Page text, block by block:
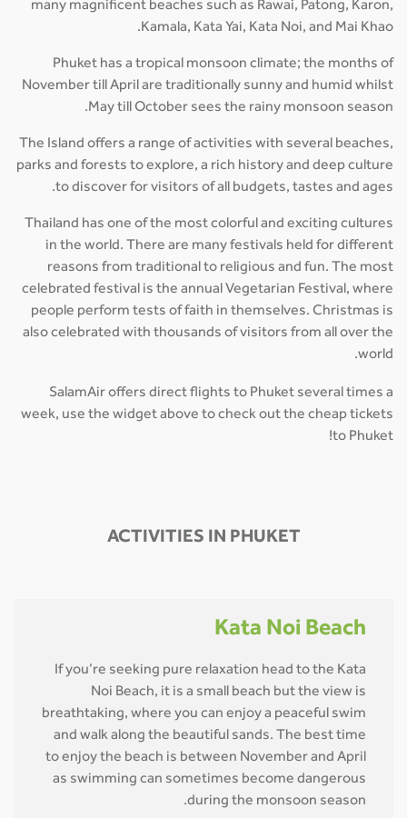
many magnificent beaches such as Rawai, Patong, Karon,
Kamala, Kata Yai, Kata Noi, and Mai Khao.
Phuket has a tropical monsoon climate; the months of
November till April are traditionally sunny and humid whilst
May till October sees the rainy monsoon season.
The Island offers a range of activities with several beaches,
parks and forests to explore, a rich history and deep culture
to discover for visitors of all budgets, tastes and ages.
Thailand has one of the most colorful and exciting cultures
in the world. There are many festivals held for different
reasons from traditional to religious and fun. The most
celebrated festival is the annual Vegetarian Festival, where
people perform tests of faith in themselves. Christmas is
also celebrated with thousands of visitors from all over the
world.
SalamAir offers direct flights to Phuket several times a
week, use the widget above to check out the cheap tickets
to Phuket!
ACTIVITIES IN PHUKET
Kata Noi Beach
If you’re seeking pure relaxation head to the Kata
Noi Beach, it is a small beach but the view is
breathtaking, where you can enjoy a peaceful swim
and walk along the beautiful sands. The best time
to enjoy the beach is between November and April
as swimming can sometimes become dangerous
during the monsoon season.